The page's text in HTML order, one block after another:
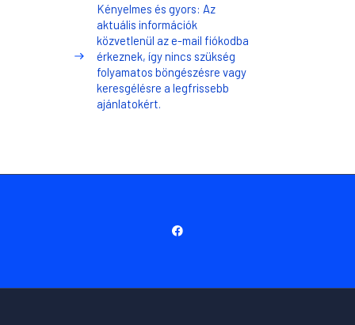
Kényelmes és gyors: Az
aktuális információk
közvetlenül az e-mail fiókodba
érkeznek, így nincs szükség
folyamatos böngészésre vagy
keresgélésre a legfrissebb
ajánlatokért.